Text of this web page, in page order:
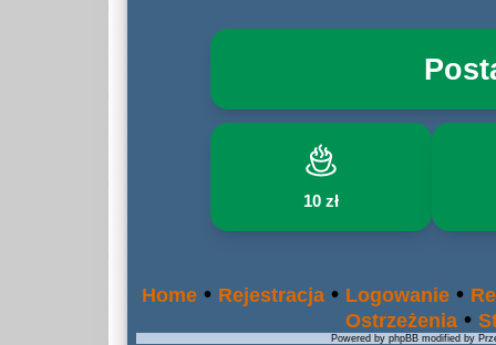
10 zł
Home • Rejestracja • Logowanie •
Ostrzeżenia •
Powered by phpBB modified by